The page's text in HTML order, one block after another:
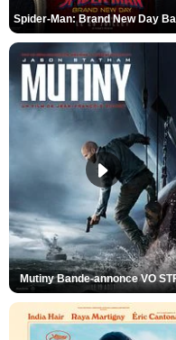
Mutiny Bande-annonce VO